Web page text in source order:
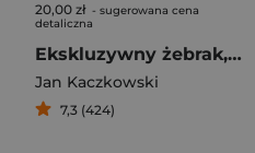
20,00 zł - sugerowana cena
detaliczna
Ekskluzywny żebrak, czyli ks. Jan Kaczkowski o tym, co najważniejsze
Jan Kaczkowski
7,3 (424)